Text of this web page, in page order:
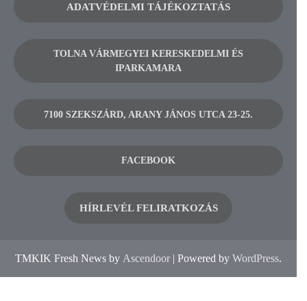
ADATVÉDELMI TÁJÉKOZTATÁS
TOLNA VÁRMEGYEI KERESKEDELMI ÉS
IPARKAMARA
7100 SZEKSZÁRD, ARANY JÁNOS UTCA 23-25.
FACEBOOK
HÍRLEVÉL FELIRATKOZÁS
TMKIK Fresh News by Ascendoor | Powered by WordPress.